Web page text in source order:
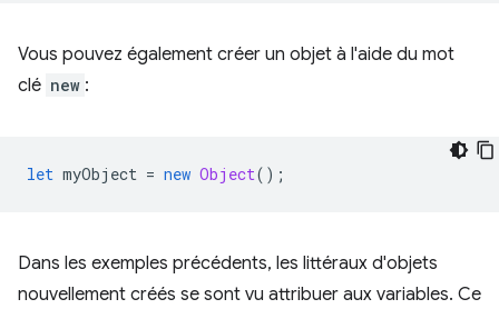
Vous pouvez également créer un objet à l'aide du mot
clé new :
let myObject = new Object();
Dans les exemples précédents, les littéraux d'objets
nouvellement créés se sont vu attribuer aux variables. Ce